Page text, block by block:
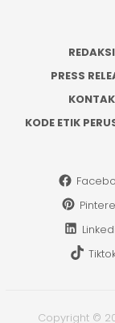
REDAKSI
PRESS
KONTAK
KODE ETIK
Copyright ©